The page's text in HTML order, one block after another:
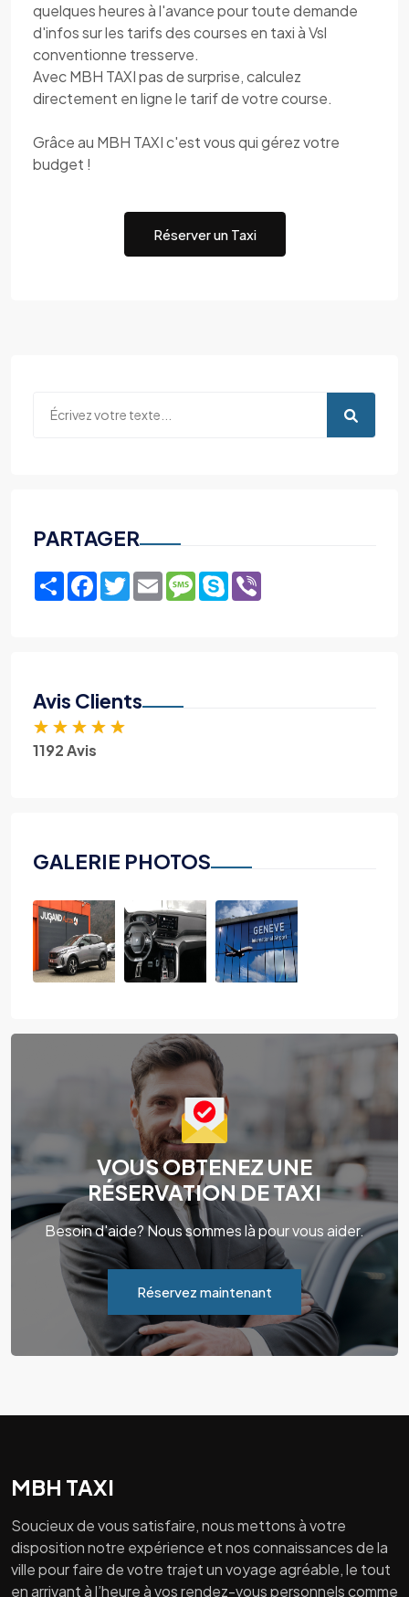
quelques heures à l'avance pour toute demande
d'infos sur les tarifs des courses en taxi à Vsl
conventionne tresserve.
Avec MBH TAXI pas de surprise, calculez
directement en ligne le tarif de votre course.
Grâce au MBH TAXI c'est vous qui gérez votre
budget !
Réserver un Taxi
PARTAGER
ShareFacebook
TwitterEmailMessage
Skype
Avis Clients
★ ★ ★ ★ ★
1192 Avis
GALERIE PHOTOS
VOUS OBTENEZ UNE
RÉSERVATION DE TAXI
Besoin d'aide? Nous sommes là pour vous aider.
Réservez maintenant
MBH TAXI
Soucieux de vous satisfaire, nous mettons à votre
disposition notre expérience et nos connaissances de la
ville pour faire de votre trajet un voyage agréable, le tout
en arrivant à l’heure à vos rendez-vous personnels comme